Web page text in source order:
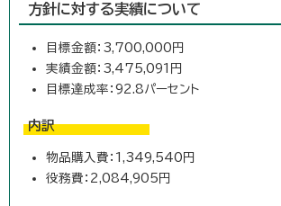
方針に対する実績について
目標金額：3,700,000円
実績金額：3,475,091円
目標達成率：92.8パーセント
内訳
物品購入費：1,349,540円
役務費：2,084,905円